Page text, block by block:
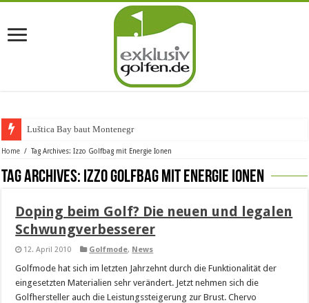
Luštica Bay baut Montenegros
Home / Tag Archives: Izzo Golfbag mit Energie Ionen
Tag Archives: Izzo Golfbag mit Energie Ionen
Doping beim Golf? Die neuen und legalen
Schwungverbesserer
12. April 2010 Golfmode, News
Golfmode hat sich im letzten Jahrzehnt durch die Funktionalität der
eingesetzten Materialien sehr verändert. Jetzt nehmen sich die
Golfhersteller auch die Leistungssteigerung zur Brust. Chervo